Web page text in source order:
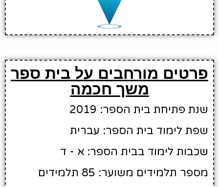
פרטים מורחבים על בית ספר
משך חכמה
שנת פתיחת בית הספר: 2019
שפת לימוד בית הספר: עברית
שכבות לימוד בבית הספר: א - ד
מספר תלמידים משוער: 85 תלמידים